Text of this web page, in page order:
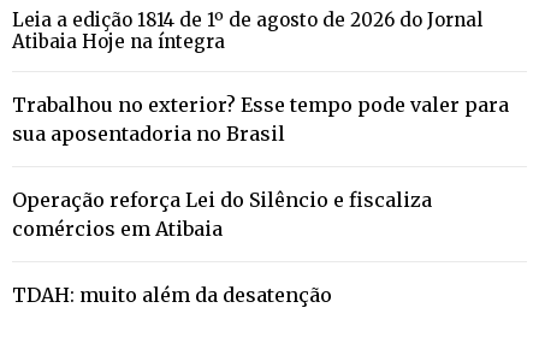
Leia a edição 1814 de 1º de agosto de 2026 do Jornal
Atibaia Hoje na íntegra
Trabalhou no exterior? Esse tempo pode valer para
sua aposentadoria no Brasil
Operação reforça Lei do Silêncio e fiscaliza
comércios em Atibaia
TDAH: muito além da desatenção